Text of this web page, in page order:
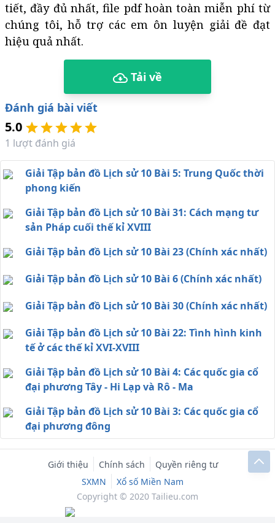
tiết, đầy đủ nhất, file pdf hoàn toàn miễn phí từ
chúng tôi, hỗ trợ các em ôn luyện giải đề đạt
hiệu quả nhất.
Tải về
Đánh giá bài viết
5.0
1 lượt đánh giá
Giải Tập bản đồ Lịch sử 10 Bài 5: Trung Quốc thời
phong kiến
Giải Tập bản đồ Lịch sử 10 Bài 31: Cách mạng tư
sản Pháp cuối thế kỉ XVIII
Giải Tập bản đồ Lịch sử 10 Bài 23 (Chính xác nhất)
Giải Tập bản đồ Lịch sử 10 Bài 6 (Chính xác nhất)
Giải Tập bản đồ Lịch sử 10 Bài 30 (Chính xác nhất)
Giải Tập bản đồ Lịch sử 10 Bài 22: Tình hình kinh
tế ở các thế kỉ XVI-XVIII
Giải Tập bản đồ Lịch sử 10 Bài 4: Các quốc gia cổ
đại phương Tây - Hi Lạp và Rô - Ma
Giải Tập bản đồ Lịch sử 10 Bài 3: Các quốc gia cổ
đại phương đông
Giới thiệu Chính sách
Quyền riêng tư
SXMN
Xổ số Miền Nam
Copyright © 2020 Tailieu.com